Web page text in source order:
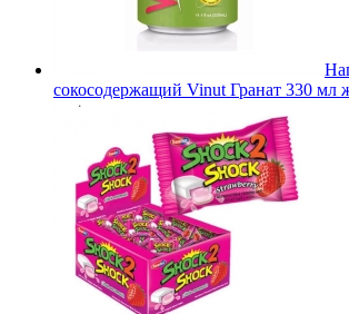
сокосодержащий Vinut Гранат 330 мл